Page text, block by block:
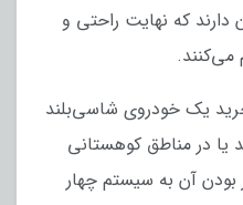
دارند که نهایت راحتی و
می‌کنند.
یک خودروی شاسی‌بلند
یا در مناطق کوهستانی
بودن آن به سیستم چهار